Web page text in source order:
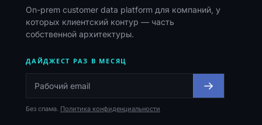
On-prem customer data platform для компаний, у
которых клиентский контур — часть
собственной архитектуры.
ДАЙДЖЕСТ РАЗ В МЕСЯЦ
Без спама. Политика конфиденциальности